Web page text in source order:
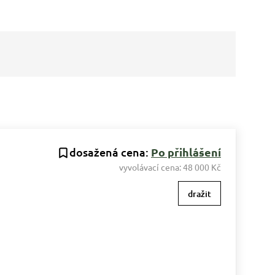
dosažená cena: Po přihlášení
vyvolávací cena:48 000 Kč
dražit